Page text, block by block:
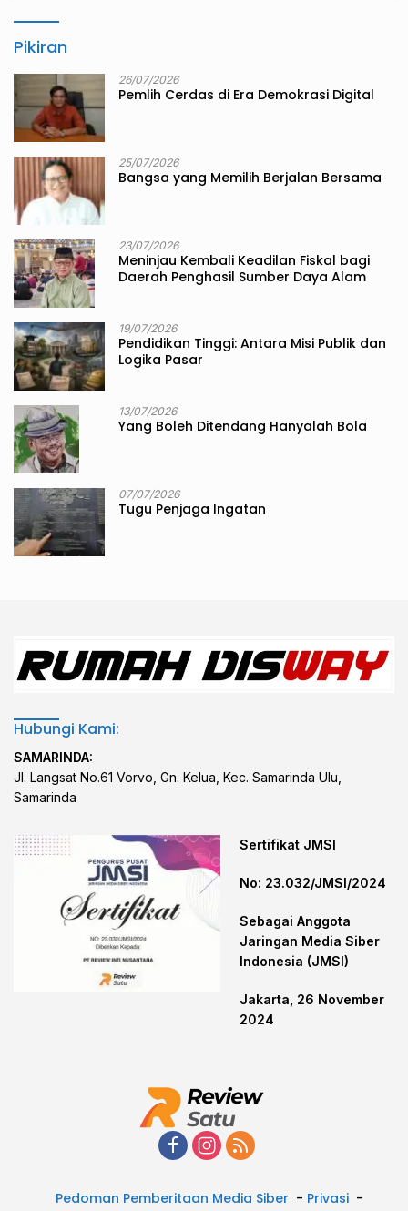
Pikiran
26/07/2026
Pemlih Cerdas di Era Demokrasi Digital
25/07/2026
Bangsa yang Memilih Berjalan Bersama
23/07/2026
Meninjau Kembali Keadilan Fiskal bagi
Daerah Penghasil Sumber Daya Alam
19/07/2026
Pendidikan Tinggi: Antara Misi Publik dan
Logika Pasar
13/07/2026
Yang Boleh Ditendang Hanyalah Bola
07/07/2026
Tugu Penjaga Ingatan
Hubungi Kami:
SAMARINDA:
Jl. Langsat No.61 Vorvo, Gn. Kelua, Kec. Samarinda Ulu,
Samarinda
Sertifikat JMSI
No: 23.032/JMSI/2024
Sebagai Anggota
Jaringan Media Siber
Indonesia (JMSI)
Jakarta, 26 November
2024
Pedoman Pemberitaan Media Siber
Privasi